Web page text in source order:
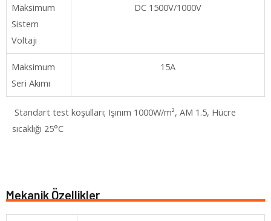
Maksimum
Sistem
Voltajı
DC 1500V/1000V
Maksimum
Seri Akımı
15A
Standart test koşulları; Işınım 1000W/m², AM 1.5, Hücre
sıcaklığı 25°C
Mekanik Özellikler